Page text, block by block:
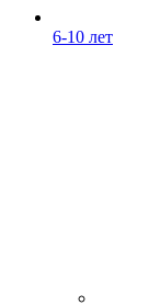
6-10 лет